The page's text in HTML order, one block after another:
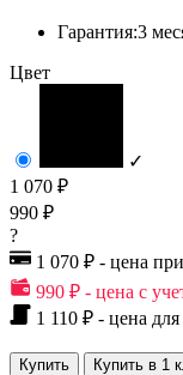
Гарантия:3
Цвет
✓
1 070 ₽
990 ₽
?
1 070 ₽ - цена
990 ₽ - цена с
1 110 ₽ - цена
Купить Купить в 1